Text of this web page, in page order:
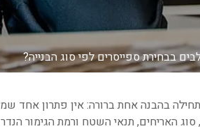
בבחירת ספייסרים לפי סוג הבנייה?
בהבנה אחת ברורה: אין פתרון אחד
האריחים, תנאי השטח ורמת הגימור